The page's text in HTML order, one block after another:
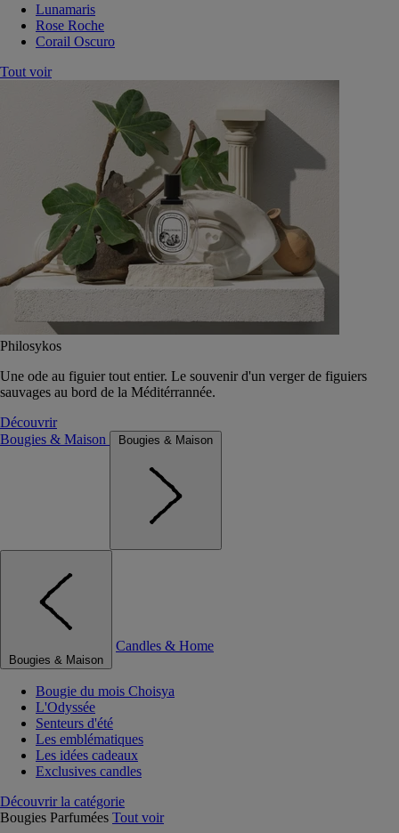
Lunamaris
Rose Roche
Corail Oscuro
Tout voir
Philosykos
Une ode au figuier tout entier. Le souvenir d'un verger de figuiers
sauvages au bord de la Méditérrannée.
Découvrir
Bougies & Maison
Bougies & Maison
Bougies & Maison
Candles & Home
Bougie du mois Choisya
L'Odyssée
Senteurs d'été
Les emblématiques
Les idées cadeaux
Exclusives candles
Découvrir la catégorie
Bougies Parfumées Tout voir